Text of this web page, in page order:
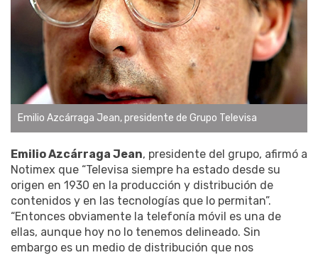
Emilio Azcárraga Jean, presidente de Grupo Televisa
Emilio Azcárraga Jean, presidente del grupo, afirmó a
Notimex que “Televisa siempre ha estado desde su
origen en 1930 en la producción y distribución de
contenidos y en las tecnologías que lo permitan”.
“Entonces obviamente la telefonía móvil es una de
ellas, aunque hoy no lo tenemos delineado. Sin
embargo es un medio de distribución que nos